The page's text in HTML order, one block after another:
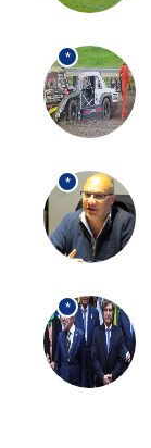
*
*
*